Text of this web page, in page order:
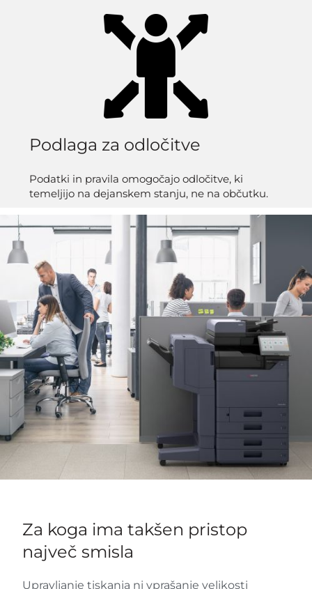
Podlaga za odločitve
Podatki in pravila omogočajo odločitve, ki
temeljijo na dejanskem stanju, ne na občutku.
Za koga ima takšen pristop
največ smisla
Upravljanje tiskanja ni vprašanje velikosti